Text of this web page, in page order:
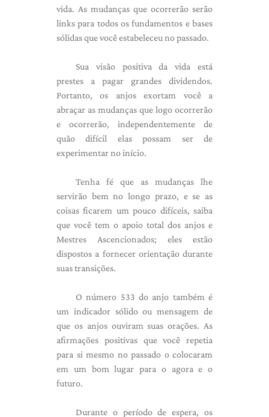
vida. As mudanças que ocorrerão serão
links para todos os fundamentos e bases
sólidas que você estabeleceu no passado.
Sua visão positiva da vida está
prestes a pagar grandes dividendos.
Portanto, os anjos exortam você a
abraçar as mudanças que logo ocorrerão
e ocorrerão, independentemente de
quão difícil elas possam ser de
experimentar no início.
Tenha fé que as mudanças lhe
servirão bem no longo prazo, e se as
coisas ficarem um pouco difíceis, saiba
que você tem o apoio total dos anjos e
Mestres Ascencionados; eles estão
dispostos a fornecer orientação durante
suas transições.
O número 533 do anjo também é
um indicador sólido ou mensagem de
que os anjos ouviram suas orações. As
afirmações positivas que você repetia
para si mesmo no passado o colocaram
em um bom lugar para o agora e o
futuro.
Durante o período de espera, os